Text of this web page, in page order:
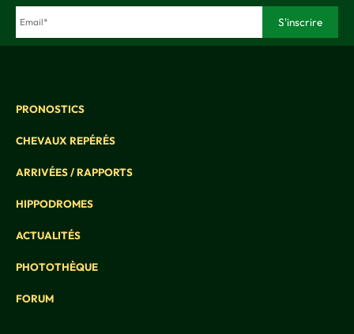
PRONOSTICS
CHEVAUX REPÉRÉS
ARRIVÉES / RAPPORTS
HIPPODROMES
ACTUALITÉS
PHOTOTHÈQUE
FORUM